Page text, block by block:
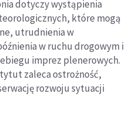
dotyczy wystąpienia
które mogą
utrudnienia w
w ruchu drogowym i
imprez plenerowych.
zaleca ostrożność,
rozwoju sytuacji